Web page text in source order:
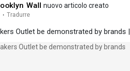
Wall nuovo articolo creato
· Tradurre
Outlet be demonstrated by brands |